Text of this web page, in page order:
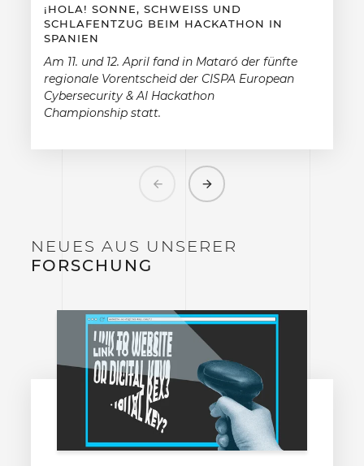
¡HOLA! SONNE, SCHWEISS UND S
CHLAFENTZUG BEIM HACKATHON IN S
PANIEN
Am 11. und 12. April fand in Mataró der fünfte
regionale Vorentscheid der CISPA European
Cybersecurity & AI Hackathon
Championship statt.
Previous Next
NEUES AUS UNSERER
FORSCHUNG